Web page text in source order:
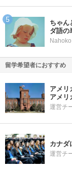
ちゃん
ダ語の
Nahoko
留学希望者におすすめ
アメリ
アメリ
運営チ
カナダ
運営チ